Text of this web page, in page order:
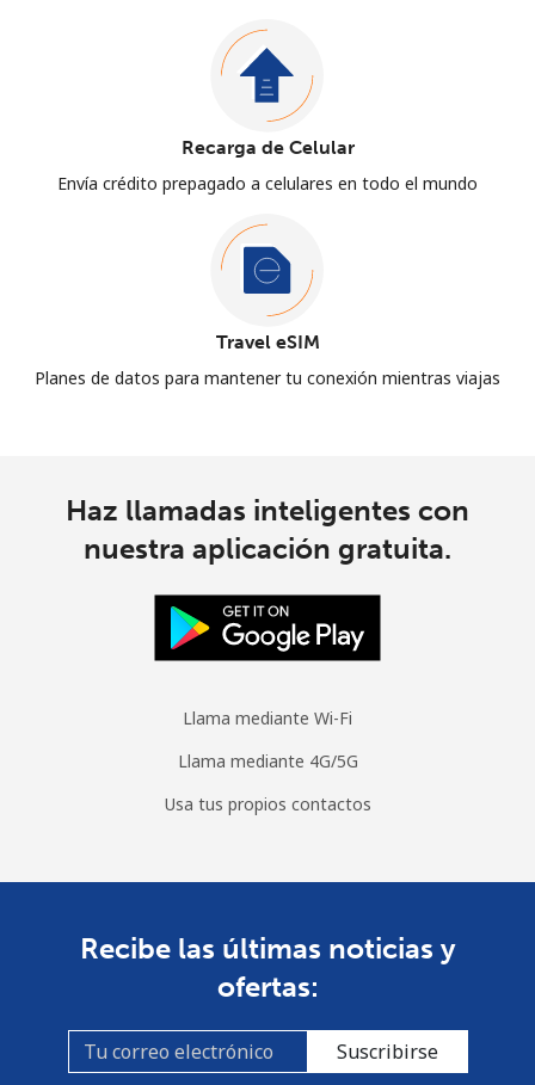
Recarga de Celular
Envía crédito prepagado a celulares en todo el mundo
Travel eSIM
Planes de datos para mantener tu conexión mientras viajas
Haz llamadas inteligentes con
nuestra aplicación gratuita.
Llama mediante Wi-Fi
Llama mediante 4G/5G
Usa tus propios contactos
Recibe las últimas noticias y
ofertas:
Suscribirse